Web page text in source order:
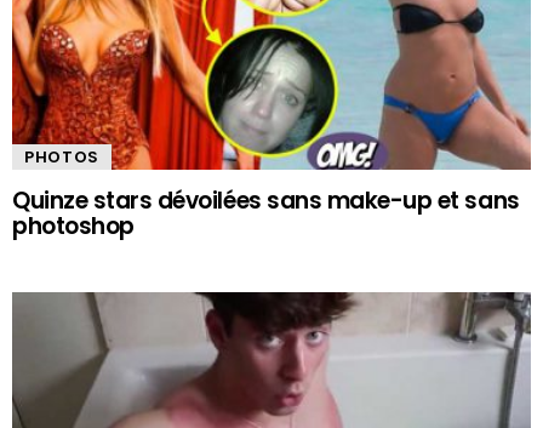
PHOTOS
Quinze stars dévoilées sans make-up et sans
photoshop